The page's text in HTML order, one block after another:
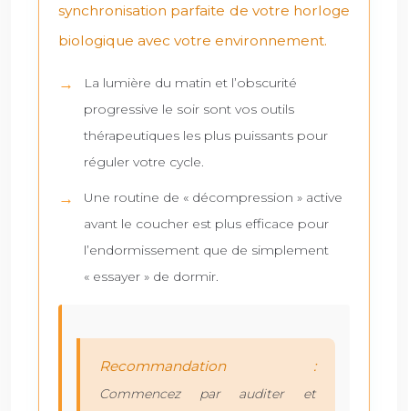
synchronisation parfaite de votre horloge
biologique avec votre environnement.
La lumière du matin et l’obscurité
progressive le soir sont vos outils
thérapeutiques les plus puissants pour
réguler votre cycle.
Une routine de « décompression » active
avant le coucher est plus efficace pour
l’endormissement que de simplement
« essayer » de dormir.
Recommandation :
Commencez par auditer et